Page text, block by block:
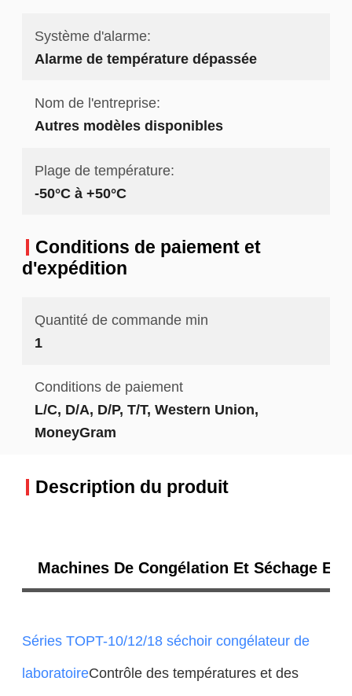
Système d'alarme:
Alarme de température dépassée
Nom de l'entreprise:
Autres modèles disponibles
Plage de température:
-50°C à +50°C
Conditions de paiement et
d'expédition
Quantité de commande min
1
Conditions de paiement
L/C, D/A, D/P, T/T, Western Union,
MoneyGram
Description du produit
Machines De Congélation Et Séchage En
Séries TOPT-10/12/18 séchoir congélateur de
laboratoireContrôle des températures et des